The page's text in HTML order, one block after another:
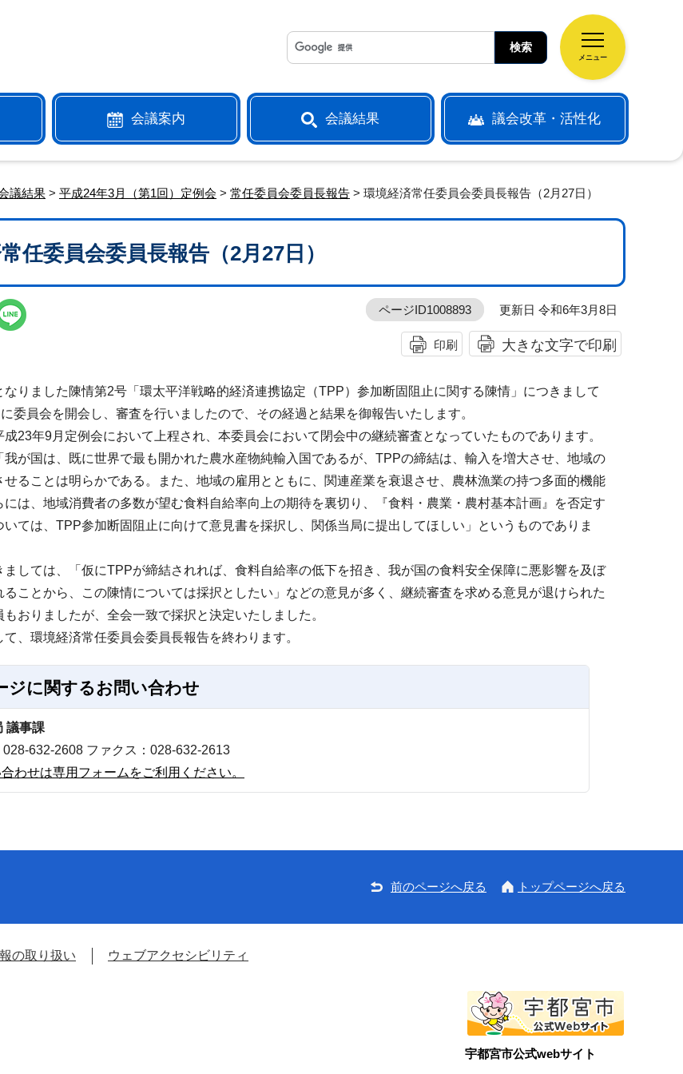
メニュー
会議案内 会議結果 議会改革・活性化
議結果 > 平成24年3月（第1回）定例会 > 常任委員会委員長報告 > 環境経済常任委員会委員長報告（2月27日）
任委員会委員長報告（2月27日）
ページID1008893 更新日 令和6年3月8日
印刷 大きな文字で印刷
りました陳情第2号「環太平洋戦略的経済連携協定（TPP）参加断固阻止に関する陳情」につきまして
委員会を開会し、審査を行いましたので、その経過と結果を御報告いたします。
23年9月定例会において上程され、本委員会において閉会中の継続審査となっていたものであります。
が国は、既に世界で最も開かれた農水産物純輸入国であるが、TPPの締結は、輸入を増大させ、地域の
せることは明らかである。また、地域の雇用とともに、関連産業を衰退させ、農林漁業の持つ多面的機能
には、地域消費者の多数が望む食料自給率向上の期待を裏切り、『食料・農業・農村基本計画』を否定す
いては、TPP参加断固阻止に向けて意見書を採択し、関係当局に提出してほしい」というものでありま
しては、「仮にTPPが締結されれば、食料自給率の低下を招き、我が国の食料安全保障に悪影響を及ぼ
ることから、この陳情については採択としたい」などの意見が多く、継続審査を求める意見が退けられた
おりましたが、全会一致で採択と決定いたしました。
、環境経済常任委員会委員長報告を終わります。
ジに関するお問い合わせ
議事課
028-632-2608 ファクス：028-632-2613
わせは専用フォームをご利用ください。
前のページへ戻る トップページへ戻る
の取り扱い ウェブアクセシビリティ
宇都宮市公式webサイト